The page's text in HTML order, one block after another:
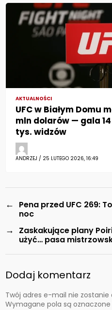
AKTUALNOŚCI
UFC w Białym Domu
mln dolarów — gala 14
tys. widzów
ANDRZEJ / 25 LUTEGO 2026, 16:49
←
Pena przed UFC 269:
noc
→
Zaskakujące plany
użyć… pasa
Dodaj komentarz
Twój adres e-mail nie zostanie
Wymagane pola są oznaczone